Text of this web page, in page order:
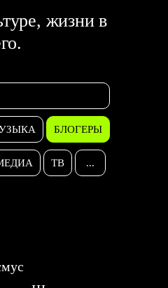
жизни в
БЛОГЕРЫ
ТВ ...